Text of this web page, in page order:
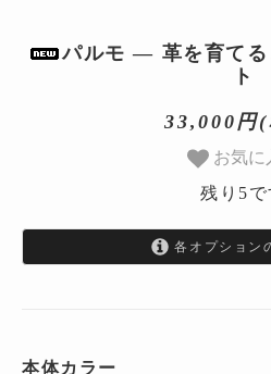
パルモ ― 革を育てる
ト
33,000円(
お気に
残り5で
各オプション
本体カラー